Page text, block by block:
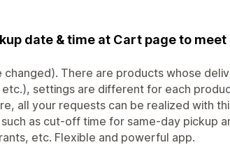
date & time at Cart page to
changed). There are products whose
settings are different for each
all your requests can be realized with
as cut-off time for same-day pickup
etc. Flexible and powerful app.